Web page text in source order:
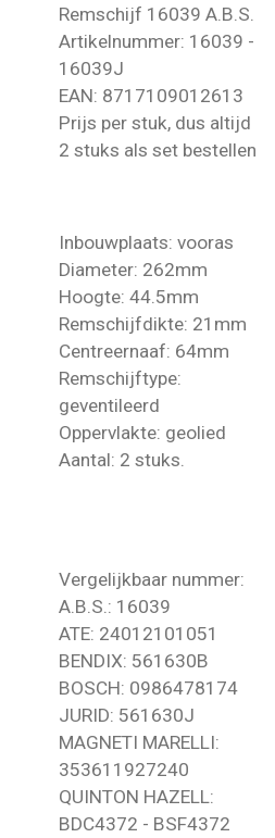
Remschijf 16039 A.B.S.
Artikelnummer: 16039 -
16039J
EAN: 8717109012613
Prijs per stuk, dus altijd
2 stuks als set bestellen
Inbouwplaats: vooras
Diameter: 262mm
Hoogte: 44.5mm
Remschijfdikte: 21mm
Centreernaaf: 64mm
Remschijftype:
geventileerd
Oppervlakte: geolied
Aantal: 2 stuks.
Vergelijkbaar nummer:
A.B.S.: 16039
ATE: 24012101051
BENDIX: 561630B
BOSCH: 0986478174
JURID: 561630J
MAGNETI MARELLI:
353611927240
QUINTON HAZELL:
BDC4372 - BSF4372